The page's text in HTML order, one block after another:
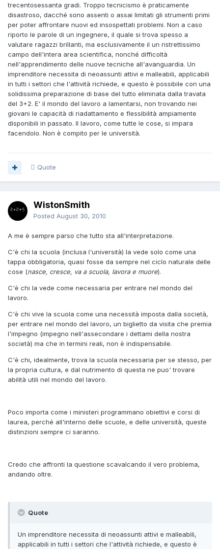
trecentosessanta gradi. Troppo tecnicismo è praticamente
disastroso, dacché sono assenti o assai limitati gli strumenti primi
per poter affrontare nuovi ed insospettati problemi. Non a caso
riporto le parole di un ingegnere, il quale si trova spesso a
valutare ragazzi brillanti, ma esclusivamente il un ristrettissimo
campo dell'intera area scientifica, nonché difficoltà
nell'apprendimento delle nuove tecniche all'avanguardia. Un
imprenditore necessita di neoassunti attivi e malleabili, applicabili
in tutti i settori che l'attività richiede, e questo è possibile con una
solidissima preparazione di base del tutto eliminata dalla travata
del 3+2. E' il mondo del lavoro a lamentarsi, non trovando nei
giovani le capacità di riadattamento e flessibilità ampiamente
disponibili in passato. Il lavoro, come tutte le cose, si impara
facendolo. Non è compito per le università.
Quote
WistonSmith
Posted August 30, 2010
A me è sempre parso che tutto sta all'interpretazione.
C'è chi la scuola (inclusa l'università) la vede solo come una
tappa obbligatoria, quasi fosse da sempre nel ciclo naturale delle
cose (nasce, cresce, va a scuola, lavora e muore).
C'è chi la vede come necessaria per entrare nel mondo del
lavoro.
C'è chi vive la scuola come una necessità imposta dalla società,
per entrare nel mondo del lavoro, un biglietto da visita che premia
l'impegno (impegno nell'assecondare i dettami della nostra
società) ma che in termini reali, non è indispensabile.
C'è chi, idealmente, trova la scuola necessaria per se stesso, per
la propria cultura, e dal nutrimento di questa ne puo' trovare
abilità utili nel mondo del lavoro.
Poco importa come i ministeri programmano obiettivi e corsi di
laurea, perché all'interno delle scuole, e delle università, queste
distinzioni sempre ci saranno.
Credo che affronti la questione scavalcando il vero problema,
andando oltre.
Quote
Un imprenditore necessita di neoassunti attivi e malleabili,
applicabili in tutti i settori che l'attività richiede, e questo è